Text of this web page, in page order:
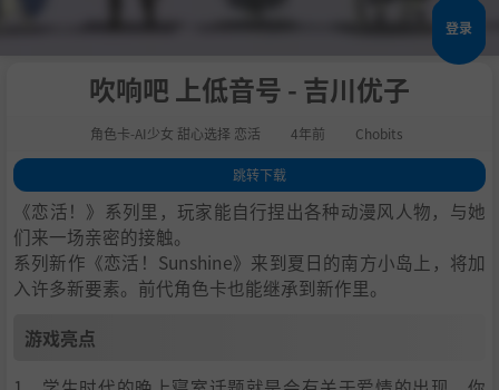
登录
吹响吧 上低音号 - 吉川优子
角色卡-AI少女 甜心选择 恋活 4年前 Chobits
跳转下载
1.游戏亮点
2.人物卡一览
3.恋活sunshine角色卡MOD安装方法
4.下载地址
《恋活！》系列里，玩家能自行捏出各种动漫风人物，与她
们来一场亲密的接触。
系列新作《恋活！Sunshine》来到夏日的南方小岛上，将加
入许多新要素。前代角色卡也能继承到新作里。
游戏亮点